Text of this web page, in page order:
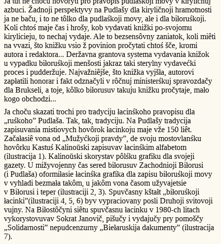
azbuci. Žadnoji perspektyvy na Pudlašy dla kiryličnoji hramotnosti
ja ne baču, i to ne tôlko dla pudlaśkoji movy, ale i dla biłoruśkoji.
Koli chtoś maje čas i hrošy, kob vydavati knižki po-svojomu
kirylicieju, to nechaj vydaje. Ale to bezsensôvny zaniatok, koli miêti
na vvazi, što knižku vsio ž povinion pročytati chtoś šče, kromi
autora i redaktora... Deržavna grantova systema vydavania knižok
u vypadku biłoruśkoji menšosti jakraz taki sterylny vydavećki
proces i pudderžuje. Najvažniêjše, što knižka vyjšła, autorovi
zapłatili honorar i fakt odznačyli v rôčnuj ministerśkuj spravozdačy
dla Brukseli, a toje, kôlko biłorusuv takuju knižku pročytaje, mało
kogo obchodzi...
Ja choču skazati trochi pro tradyciju łacinśkoho pravopisu dla
„ruśkoho” Pudlaša. Tak, tak, tradyciju. Na Pudlašy tradycija
zapisuvania mistiovych hovôrok łacinkoju maje vže 150 liêt.
Začałasiê vona od „Mužyćkoji pravdy”, de svoju mostovlanśku
hovôrku Kastuś Kalinoŭski zapisuvav łacinśkim alfabetom
(ilustracija 1). Kalinoŭski skorystav pôlśku grafiku dla svojeji
gazety. U mižyvojenny čas sered biłorusuv Zachodnioji Biłorusi
(i Pudlaša) oformiłasie łacinśka grafika dla zapisu biłoruśkoji movy
v vyhladi bezmała takôm, u jakôm vona časom užyvajetsie
v Biłorusi i teper (ilustraciji 2, 3). Spuvčasny kštałt „biłoruśkoji
łacinki”(ilustraciji 4, 5, 6) byv vypraciovany posli Druhoji svitovoji
vujny. Na Biłostôčyni siêtu spuvčasnu łacinku v 1980-ch litach
vykorystovuvav Sokrat Janovič, pišučy i vydajučy pry pomoščy
„Solidarnosti” nepudcenzurny „Biełaruskija dakumenty” (ilustracija
7).